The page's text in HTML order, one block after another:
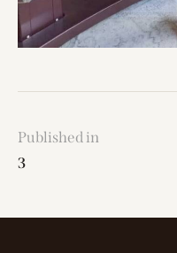
Published in
3